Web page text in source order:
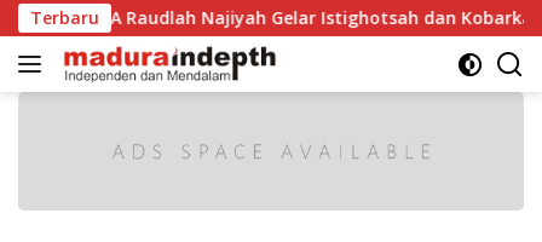
Langsung
ke
konten
Terbaru
RI, MA Raudlah Najiyah Gelar Istighotsah dan Kobarkan